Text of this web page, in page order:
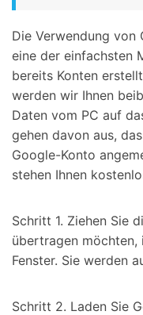
Die Verwendung
eine der einfachsten
bereits Konten
werden wir Ihnen
Daten vom PC auf
gehen davon aus,
Google-Konto
stehen Ihnen
Schritt 1. Ziehen Sie
übertragen möchten,
Fenster. Sie werden
Schritt 2. Laden Sie